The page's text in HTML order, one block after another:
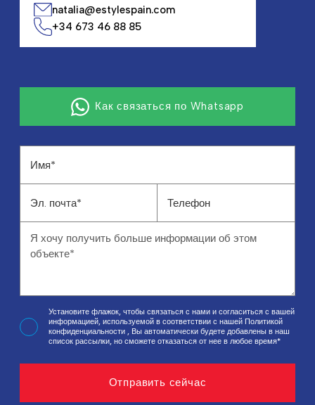
natalia@estylespain.com
+34 673 46 88 85
Как связаться по Whatsapp
Установите флажок, чтобы связаться с нами и согласиться с вашей
информацией, используемой в соответствии с нашей Политикой
конфиденциальности , Вы автоматически будете добавлены в наш
список рассылки, но сможете отказаться от нее в любое время*